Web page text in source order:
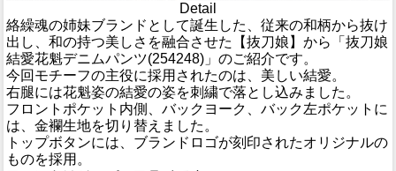
Detail
絡繰魂の姉妹ブランドとして誕生した、従来の和柄から抜け
出し、和の持つ美しさを融合させた【抜刀娘】から「抜刀娘
結愛花魁デニムパンツ(254248)」のご紹介です。
今回モチーフの主役に採用されたのは、美しい結愛。
右腿には花魁姿の結愛の姿を刺繍で落とし込みました。
フロントポケット内側、バックヨーク、バック左ポケットに
は、金襴生地を切り替えました。
トップボタンには、ブランドロゴが刻印されたオリジナルの
ものを採用。